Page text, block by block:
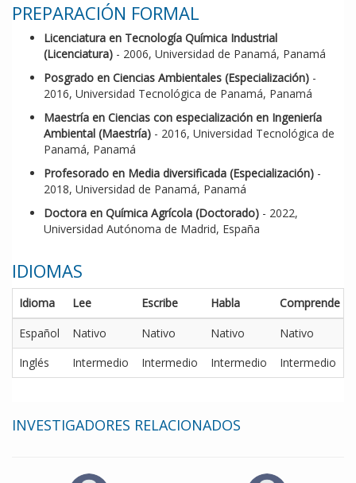
PREPARACIÓN FORMAL
Licenciatura en Tecnología Química Industrial
(Licenciatura) - 2006, Universidad de Panamá, Panamá
Posgrado en Ciencias Ambientales (Especialización) -
2016, Universidad Tecnológica de Panamá, Panamá
Maestría en Ciencias con especialización en Ingeniería
Ambiental (Maestría) - 2016, Universidad Tecnológica de
Panamá, Panamá
Profesorado en Media diversificada (Especialización) -
2018, Universidad de Panamá, Panamá
Doctora en Química Agrícola (Doctorado) - 2022,
Universidad Autónoma de Madrid, España
IDIOMAS
Idioma Lee Escribe Habla
Comprende
Español
Nativo Nativo Nativo
Nativo
Inglés
Intermedio Intermedio Intermedio Intermedio
INVESTIGADORES RELACIONADOS